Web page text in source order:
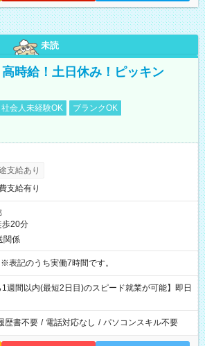
未読
時給！土日休み！ピッキン
社会人未経験OK
ブランクOK
支給あり
支給有り
歩20分
関係
9:00～17:00 ※表記のうち実働7時間です。
1週間以内(最短2日目)のスピード就業が可能】即日
歴書不要 / 電話対応なし / パソコンスキル不要